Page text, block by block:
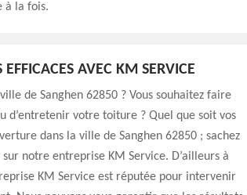
à la fois.
AVEC KM SERVICE
de Sanghen 62850 ? Vous souhaitez faire
d’entretenir votre toiture ? Quel que soit vos
dans la ville de Sanghen 62850 ; sachez
notre entreprise KM Service. D’ailleurs à
KM Service est réputée pour intervenir